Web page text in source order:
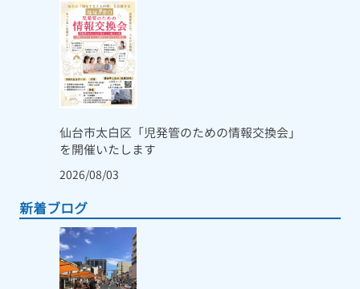
仙台市太白区「児発管のための情報交換会」
を開催いたします
2026/08/03
新着ブログ